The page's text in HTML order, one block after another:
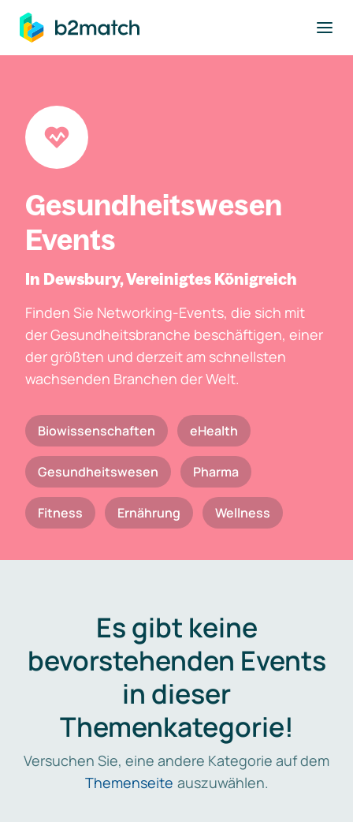
springen
Gesundheitswesen
Events
In Dewsbury, Vereinigtes Königreich
Finden Sie Networking-Events, die sich mit
der Gesundheitsbranche beschäftigen, einer
der größten und derzeit am schnellsten
wachsenden Branchen der Welt.
Biowissenschaften eHealth
Gesundheitswesen Pharma
Fitness Ernährung Wellness
Es gibt keine
bevorstehenden Events
in dieser
Themenkategorie!
Versuchen Sie, eine andere Kategorie auf dem
Themenseite auszuwählen.